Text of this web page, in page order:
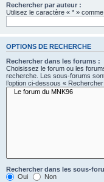
Rechercher par auteur :
Utilisez le caractère « * »
OPTIONS DE RECHERCHE
Rechercher dans les forums :
Choisissez le forum ou les
recherche. Les sous-forums
l’option ci-dessous «
Rechercher dans les sous-
Oui
Non